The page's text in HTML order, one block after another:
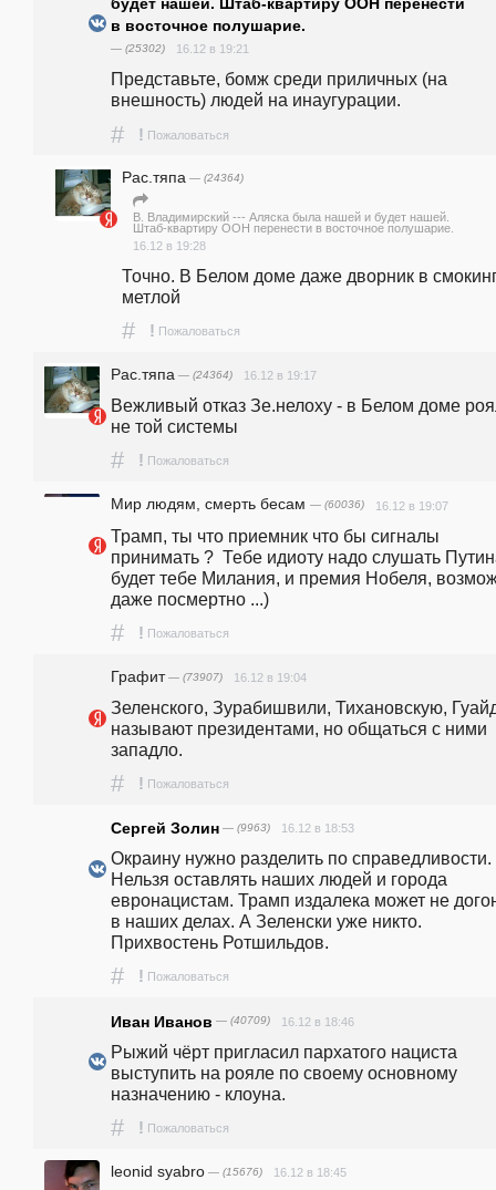
в восточное полушарие.
— (25302) 16.12 в 19:21
Представьте, бомж среди приличных (на
внешность) людей на инаугурации.
# ! Пожаловаться
Рас.тяпа — (24364)
В. Владимирский --- Аляска была нашей и будет нашей.
Штаб-квартиру ООН перенести в восточное полушарие.
16.12 в 19:28
Точно. В Белом доме даже дворник в
метлой
# ! Пожаловаться
Рас.тяпа — (24364) 16.12 в 19:17
Вежливый отказ Зе.нелоху - в Белом доме
не той системы
# ! Пожаловаться
Мир людям, смерть бесам — (60036) 16.12 в 19:07
Трамп, ты что приемник что бы сигналы
принимать ?  Тебе идиоту надо слушать
будет тебе Милания, и премия Нобеля,
даже посмертно ...)
# ! Пожаловаться
Графит— (73907) 16.12 в 19:04
Зеленского, Зурабишвили, Тихановскую,
называют президентами, но общаться с ними
западло.
# ! Пожаловаться
Сергей Золин — (9963) 16.12 в 18:53
Окраину нужно разделить по справедливости.
Нельзя оставлять наших людей и города
евронацистам. Трамп издалека может не
в наших делах. А Зеленски уже никто.
Прихвостень Ротшильдов.
# ! Пожаловаться
Иван Иванов — (40709) 16.12 в 18:46
Рыжий чёрт пригласил пархатого нациста
выступить на рояле по своему основному
назначению - клоуна.
# ! Пожаловаться
leonid syabro — (15676) 16.12 в 18:45